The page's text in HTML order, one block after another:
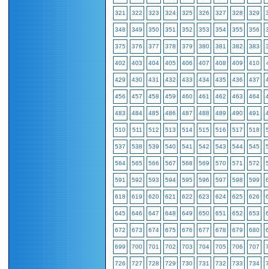
321 322 323 324 325 326 327 328 329
348 349 350 351 352 353 354 355 356
375 376 377 378 379 380 381 382 383
402 403 404 405 406 407 408 409 410
429 430 431 432 433 434 435 436 437
456 457 458 459 460 461 462 463 464
483 484 485 486 487 488 489 490 491
510 511 512 513 514 515 516 517 518
537 538 539 540 541 542 543 544 545
564 565 566 567 568 569 570 571 572
591 592 593 594 595 596 597 598 599
618 619 620 621 622 623 624 625 626
645 646 647 648 649 650 651 652 653
672 673 674 675 676 677 678 679 680
699 700 701 702 703 704 705 706 707
726 727 728 729 730 731 732 733 734